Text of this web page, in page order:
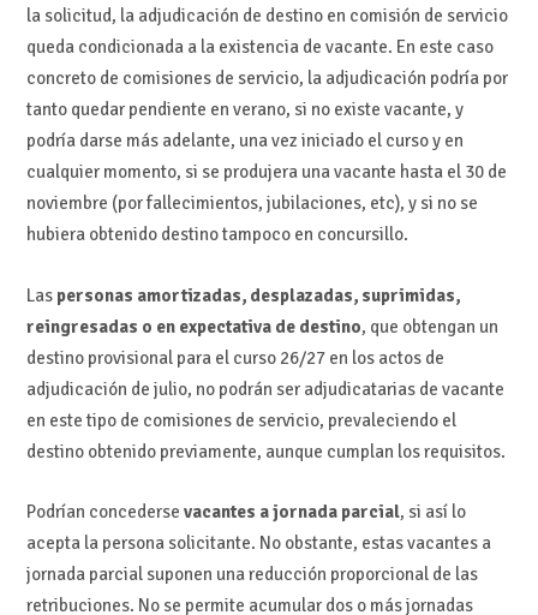
la solicitud, la adjudicación de destino en comisión de servicio
queda condicionada a la existencia de vacante. En este caso
concreto de comisiones de servicio, la adjudicación podría por
tanto quedar pendiente en verano, si no existe vacante, y
podría darse más adelante, una vez iniciado el curso y en
cualquier momento, si se produjera una vacante hasta el 30 de
noviembre (por fallecimientos, jubilaciones, etc), y si no se
hubiera obtenido destino tampoco en concursillo.
Las personas amortizadas, desplazadas, suprimidas,
reingresadas o en expectativa de destino, que obtengan un
destino provisional para el curso 26/27 en los actos de
adjudicación de julio, no podrán ser adjudicatarias de vacante
en este tipo de comisiones de servicio, prevaleciendo el
destino obtenido previamente, aunque cumplan los requisitos.
Podrían concederse vacantes a jornada parcial, si así lo
acepta la persona solicitante. No obstante, estas vacantes a
jornada parcial suponen una reducción proporcional de las
retribuciones. No se permite acumular dos o más jornadas